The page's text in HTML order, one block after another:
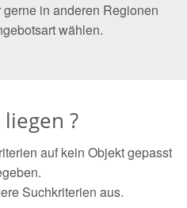
in anderen Regionen
wählen.
?
auf kein Objekt gepasst
Suchkriterien aus.